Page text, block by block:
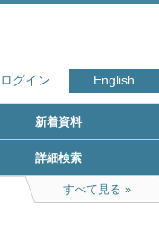
ログイン English
新着資料
詳細検索
すべて見る